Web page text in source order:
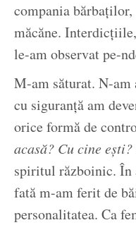
compania bărbaților,
măcăne.
le-am observat pe-
M-am săturat. N-am
cu siguranță am
orice formă de
acasă? Cu cine ești?
spiritul războinic. În
fată m-am ferit de
personalitatea. Ca